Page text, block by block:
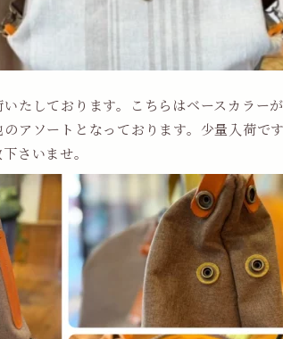
たしております。こちらはベースカラー
アソートとなっております。少量入荷で
さいませ。